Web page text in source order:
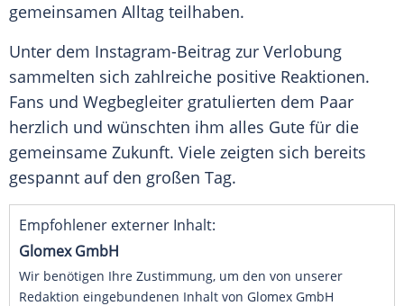
gemeinsamen Alltag teilhaben.
Unter dem Instagram-Beitrag zur Verlobung
sammelten sich zahlreiche positive Reaktionen.
Fans und Wegbegleiter gratulierten dem Paar
herzlich und wünschten ihm alles Gute für die
gemeinsame Zukunft. Viele zeigten sich bereits
gespannt auf den großen Tag.
Empfohlener externer Inhalt:
Glomex GmbH
Wir benötigen Ihre Zustimmung, um den von unserer
Redaktion eingebundenen Inhalt von Glomex GmbH